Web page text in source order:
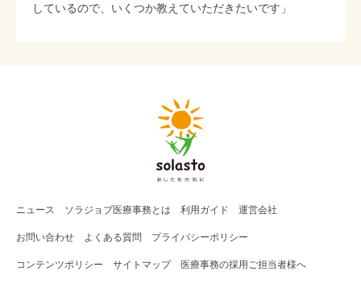
しているので、いくつか教えていただきたいです」
ニュース ソラジョブ医療事務 とは 利用ガイド 運営会社
お問い合わせ よくある質問 プライバシーポリシー
コンテンツポリシー サイトマップ 医療事務の採用ご担当者様へ